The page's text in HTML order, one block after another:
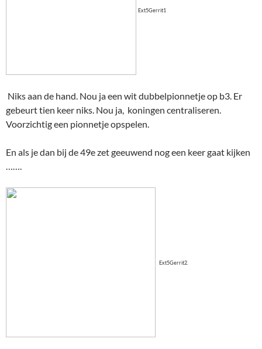
Ext5Gerrit1
Niks aan de hand. Nou ja een wit dubbelpionnetje op b3. Er
gebeurt tien keer niks. Nou ja, koningen centraliseren.
Voorzichtig een pionnetje opspelen.
En als je dan bij de 49e zet geeuwend nog een keer gaat kijken
…….
Ext5Gerrit2.